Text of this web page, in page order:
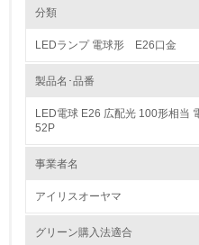
1.環境取り組み体制
環境方針を持っている
環境対応の責任体制を定めている
分類
LEDランプ 電球形 E26口金
製品名･品番
LED電球 E26 広配光 100形相
52P
事業者名
アイリスオーヤマ
グリーン購入法適合